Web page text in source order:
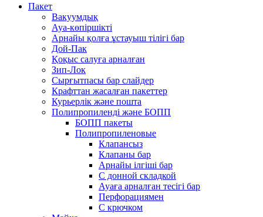
Пакет
Вакуумдық
Ауа-көпіршікті
Арнайы қолға ұстауыш тілігі бар
Дой-Пак
Қоқыс салуға арналған
Зип-Лок
Сырғытпасы бар слайдер
Крафттан жасалған пакеттер
Курьерлік және пошта
Полипропиленді және БОПП
БОПП пакеты
Полипропиленовые
Клапансыз
Клапаны бар
Арнайы ілгіші бар
С донной складкой
Ауаға арналған тесігі бар
Перфорациямен
С крючком